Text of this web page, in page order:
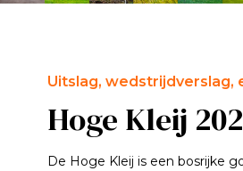
Uitslag, wedstrijdverslag,
Hoge Kleij
De Hoge Kleij is een bosrijke